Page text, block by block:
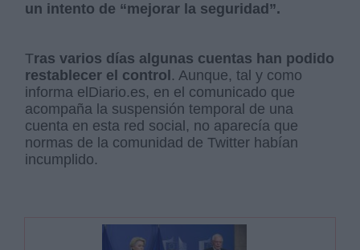
un intento de “mejorar la seguridad”.
Tras varios días algunas cuentas han podido
restablecer el control . Aunque, tal y como
informa elDiario.es, en el comunicado que
acompaña la suspensión temporal de una
cuenta en esta red social, no aparecía que
normas de la comunidad de Twitter habían
incumplido.